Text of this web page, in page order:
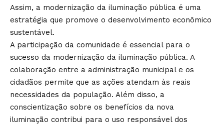
Assim, a modernização da iluminação pública é uma
estratégia que promove o desenvolvimento econômico
sustentável.
A participação da comunidade é essencial para o
sucesso da modernização da iluminação pública. A
colaboração entre a administração municipal e os
cidadãos permite que as ações atendam às reais
necessidades da população. Além disso, a
conscientização sobre os benefícios da nova
iluminação contribui para o uso responsável dos